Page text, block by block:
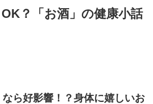
？「お酒」の健康小話
ら好影響！？身体に嬉しいお